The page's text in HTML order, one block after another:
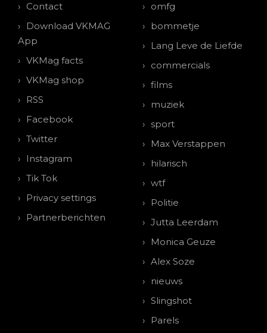
Contact
Download VKMAG
App
VKMag facts
VKMag shop
RSS
Facebook
Twitter
Instagram
Tik Tok
Privacy settings
Partnerberichten
omfg
bommetje
Lang Leve de Liefde
commercials
films
muziek
sport
Max Verstappen
hilarisch
wtf
Politie
Jutta Leerdam
Monica Geuze
Alex Soze
nieuws
Slingshot
Parels